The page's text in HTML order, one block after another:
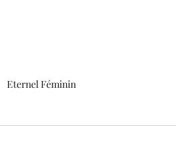
Eternel Féminin